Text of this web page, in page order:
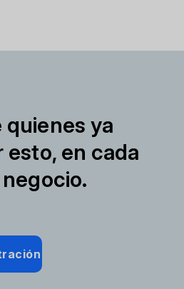
ya
esto, en cada